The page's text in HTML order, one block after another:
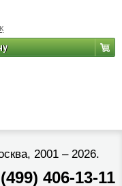
2001 – 2026.
406-13-11